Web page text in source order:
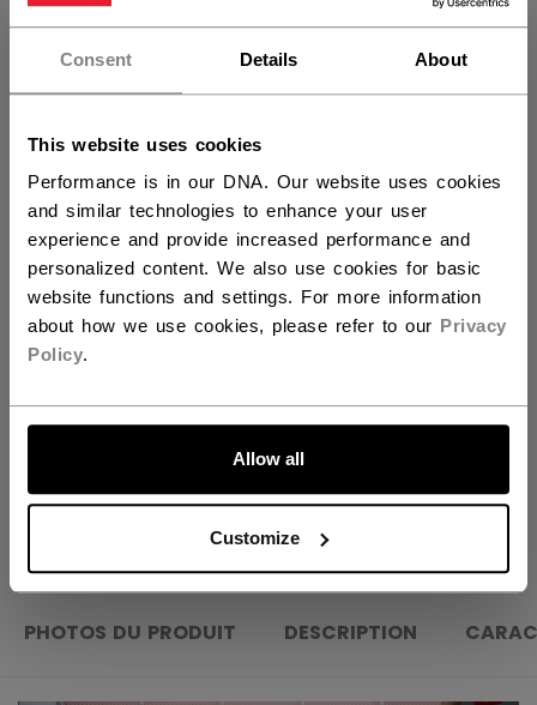
Consent Details About
This website uses cookies
Performance is in our DNA. Our website uses cookies
and similar technologies to enhance your user
experience and provide increased performance and
personalized content. We also use cookies for basic
website functions and settings. For more information
about how we use cookies, please refer to our Privacy
Policy.
Allow all
Customize
Vous souhaitez expédier des
produits aux États-Unis ?
ALLONS-Y !
LONGUEUR DU BÂTON
QUANTITÉ
AJOUTER AU SAC
TROUVER EN MAGASIN
Politique de livraison Retours gratuits
OUVRIR LES
PHOTOS DU PRODUIT DESCRIPTION